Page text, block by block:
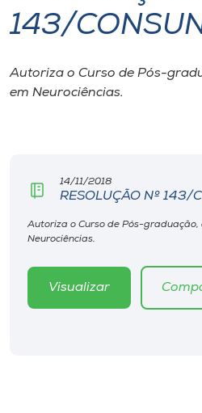
I.nova
Diplomados
CPA
Biblioteca
Editora
143/
Autoriza o Curso de Pós-
em Neurociências.
14/11/2018
RESOLUÇÃO Nº 143/
Autoriza o Curso de Pós-graduação,
Neurociências.
Visualizar